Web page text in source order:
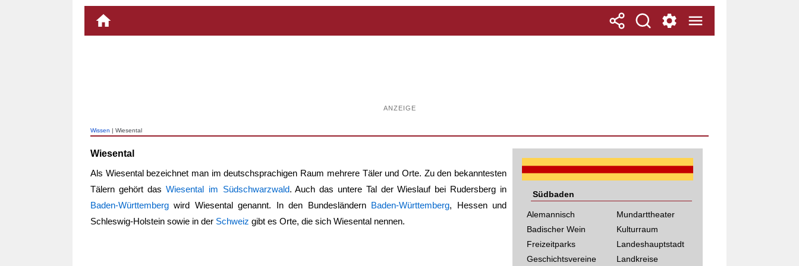
ANZEIGE
Wissen | Wiesental
Wiesental
Als Wiesentalbezeichnet man im deutschsprachigen Raum mehrere Täler und Orte. Zu den bekanntesten
Tälern gehört das Wiesental im Südschwarzwald. Auch das untere Tal der Wieslauf bei Rudersberg in
Baden-Württemberg wird Wiesentalgenannt. In den Bundesländern Baden-Württemberg, Hessen und
Schleswig-Holstein sowie in der Schweiz gibt es Orte, die sich Wiesental nennen.
Südbaden
Alemannisch
Badischer Wein
Freizeitparks
Geschichtsvereine
Mundarttheater
Kulturraum
Landeshauptstadt
Landkreise